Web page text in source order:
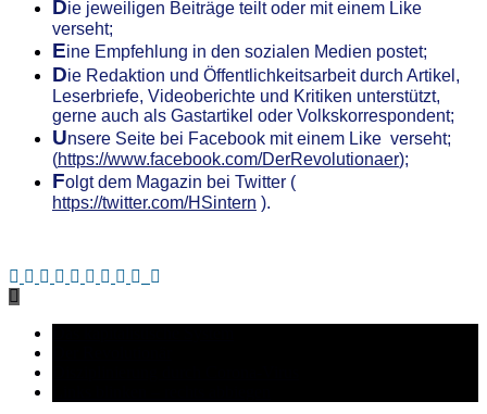
Die jeweiligen Beiträge teilt oder mit einem Like
verseht;
Eine Empfehlung in den sozialen Medien postet;
Die Redaktion und Öffentlichkeitsarbeit durch Artikel,
Leserbriefe, Videoberichte und Kritiken unterstützt,
gerne auch als Gastartikel oder Volkskorrespondent;
Unsere Seite bei Facebook mit einem Like verseht;
(https://www.facebook.com/DerRevolutionaer);
Folgt dem Magazin bei Twitter (
https://twitter.com/HSintern ).